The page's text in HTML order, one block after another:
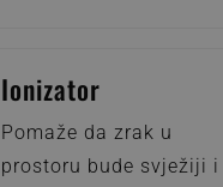
Ionizator
Pomaže da zrak u
prostoru bude svježiji i